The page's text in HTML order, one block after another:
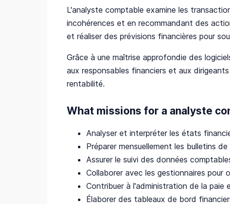
L'analyste comptable examine les
incohérences et en recommandant des
et réaliser des prévisions financières pour
Grâce à une maîtrise approfondie des
aux responsables financiers et aux
rentabilité.
What missions for a analyste
Analyser et interpréter les états
Préparer mensuellement les bulletins de
Assurer le suivi des données
Collaborer avec les gestionnaires pour
Contribuer à l'administration de la paie
Élaborer des tableaux de bord